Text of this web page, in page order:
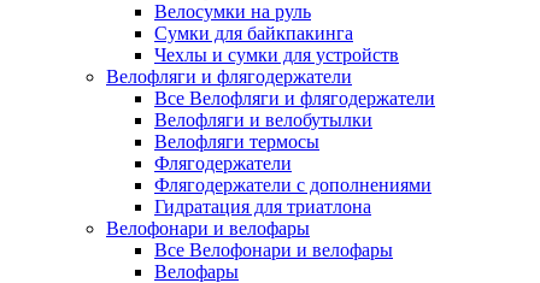
Велосумки на руль
Сумки для байкпакинга
Чехлы и сумки для устройств
Велофляги и флягодержатели
Все Велофляги и флягодержатели
Велофляги и велобутылки
Велофляги термосы
Флягодержатели
Флягодержатели с дополнениями
Гидратация для триатлона
Велофонари и велофары
Все Велофонари и велофары
Велофары